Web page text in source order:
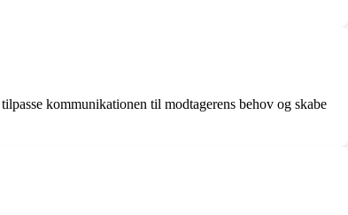
kommunikationen til modtagerens behov og skabe